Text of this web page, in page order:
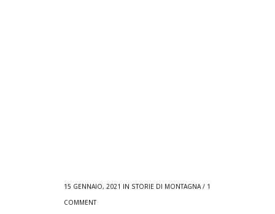
15 GENNAIO, 2021 IN STORIE DI MONTAGNA/ 1
COMMENT